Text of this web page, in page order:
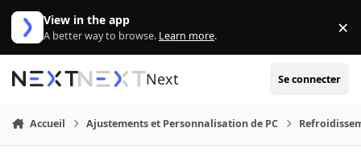
Aller au contenu
View in the app
A better way to browse. Learn more. ×
Next Se connecter
Accueil Ajustements et Personnalisation de PC